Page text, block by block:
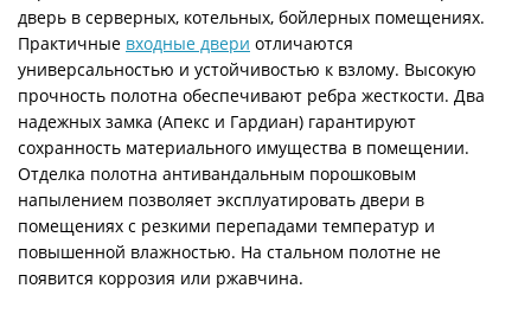
дверь в серверных, котельных, бойлерных помещениях.
Практичные входные двери отличаются
универсальностью и устойчивостью к взлому. Высокую
прочность полотна обеспечивают ребра жесткости. Два
надежных замка (Апекс и Гардиан) гарантируют
сохранность материального имущества в помещении.
Отделка полотна антивандальным порошковым
напылением позволяет эксплуатировать двери в
помещениях с резкими перепадами температур и
повышенной влажностью. На стальном полотне не
появится коррозия или ржавчина.